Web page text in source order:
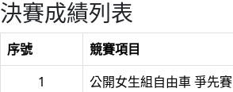
決賽成績列表
序號 競賽項目
1
公開女生組自由車 爭先賽